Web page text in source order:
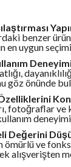
benzer
en uygun
göz önünde
fotoğraflar ve
Değerini
ömürlü ve
alışverişten